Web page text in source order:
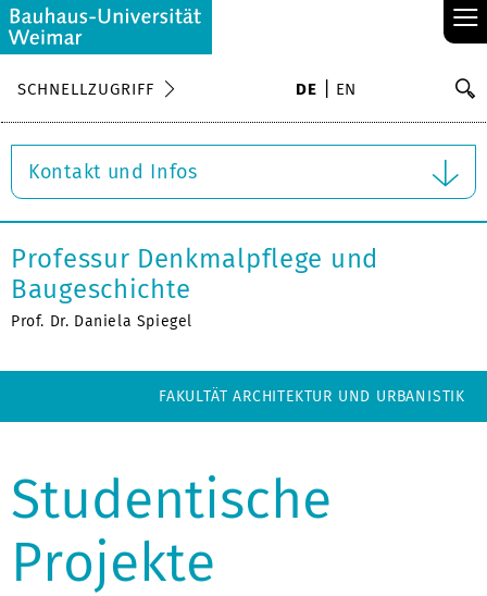
≡
SCHNELLZUGRIFF DE EN
Kontakt und Infos
Professur Denkmalpflege und
Baugeschichte
Prof. Dr. Daniela Spiegel
FAKULTÄT ARCHITEKTUR UND URBANISTIK
Studentische
Projekte